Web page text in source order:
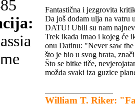
Fantastična i jezgrovita
Da još dodam ulja na
DATU! Ubili su nam
Trek ikada imao i kojeg će
onu Datinu: "Never saw
što je bio u svog brata,
Što se bitke tiče,
možda svaki iza guzice
William T. Riker: